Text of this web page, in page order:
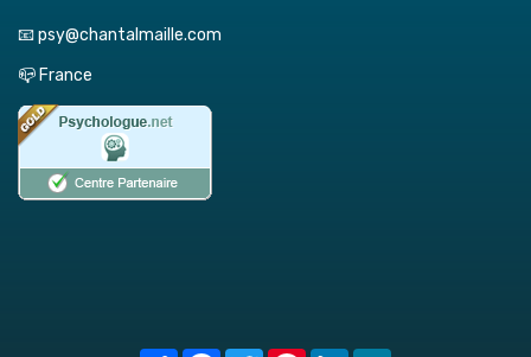
📧 psy@chantalmaille.com
📪 France